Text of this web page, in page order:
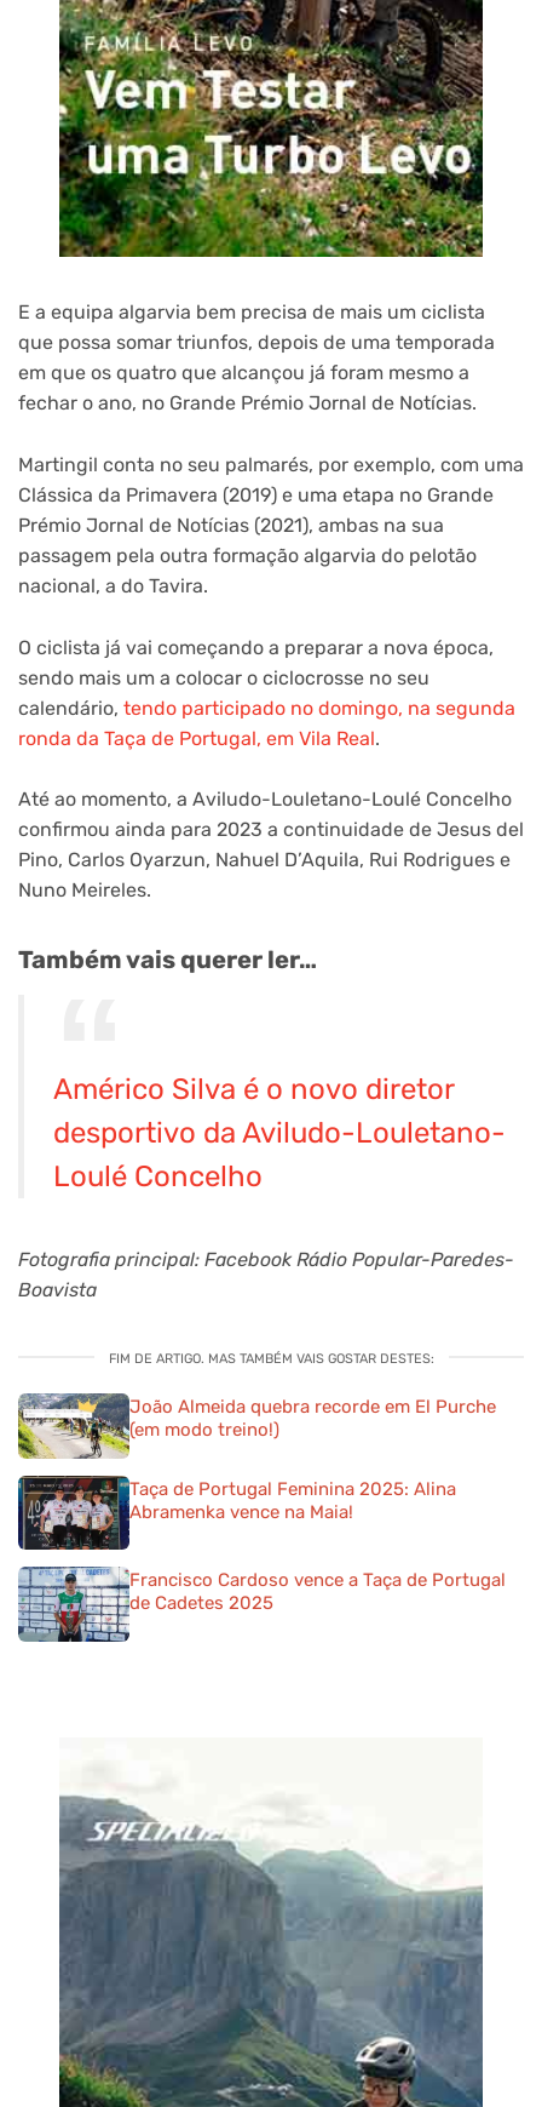
E a equipa algarvia bem precisa de mais um ciclista
que possa somar triunfos, depois de uma temporada
em que os quatro que alcançou já foram mesmo a
fechar o ano, no Grande Prémio Jornal de Notícias.
Martingil conta no seu palmarés, por exemplo, com uma
Clássica da Primavera (2019) e uma etapa no Grande
Prémio Jornal de Notícias (2021), ambas na sua
passagem pela outra formação algarvia do pelotão
nacional, a do Tavira.
O ciclista já vai começando a preparar a nova época,
sendo mais um a colocar o ciclocrosse no seu
calendário, tendo participado no domingo, na segunda
ronda da Taça de Portugal, em Vila Real.
Até ao momento, a Aviludo-Louletano-Loulé Concelho
confirmou ainda para 2023 a continuidade de Jesus del
Pino, Carlos Oyarzun, Nahuel D’Aquila, Rui Rodrigues e
Nuno Meireles.
Também vais querer ler…
Américo Silva é o novo diretor
desportivo da Aviludo-Louletano-
Loulé Concelho
Fotografia principal: Facebook Rádio Popular-Paredes-
Boavista
FIM DE ARTIGO. MAS TAMBÉM VAIS GOSTAR DESTES:
João Almeida quebra recorde em El Purche
(em modo treino!)
Taça de Portugal Feminina 2025: Alina
Abramenka vence na Maia!
Francisco Cardoso vence a Taça de Portugal
de Cadetes 2025